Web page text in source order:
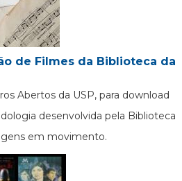
de Filmes da Biblioteca da
Abertos da USP, para download
desenvolvida pela Biblioteca
em movimento.